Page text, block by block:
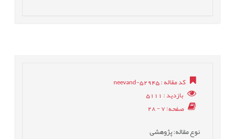
کد مقاله: neevand-52945
بازدید: 5111
صفحه: 7 - 28
نوع مقاله: پژوهشی